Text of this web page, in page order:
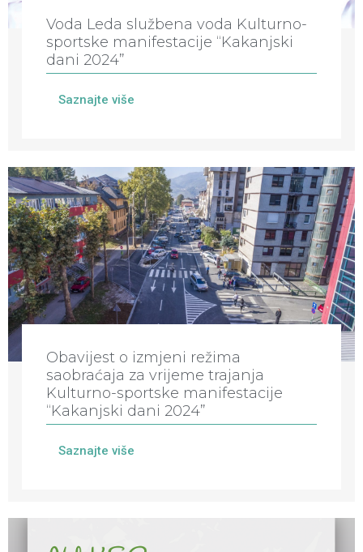
Voda Leda službena voda Kulturno-
sportske manifestacije “Kakanjski
dani 2024”
Saznajte više
Obavijest o izmjeni režima
saobraćaja za vrijeme trajanja
Kulturno-sportske manifestacije
“Kakanjski dani 2024”
Saznajte više